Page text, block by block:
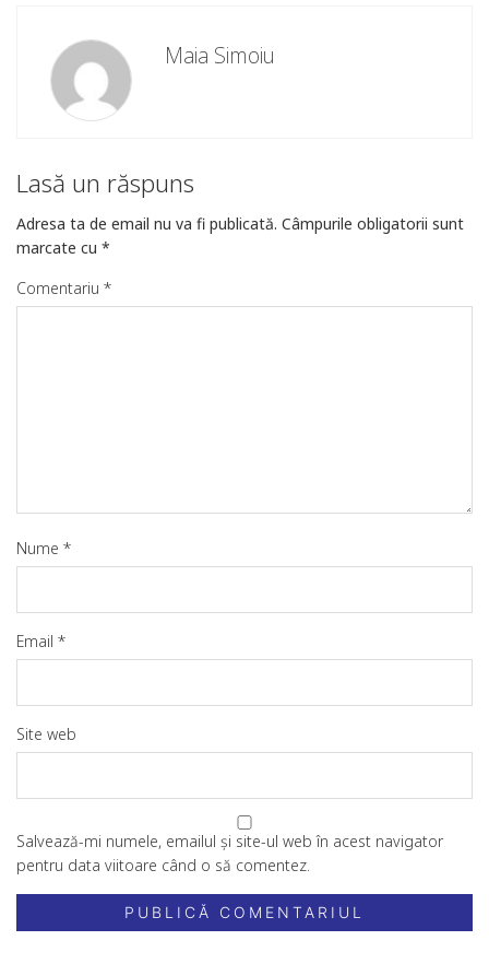
Maia Simoiu
Lasă un răspuns
Adresa ta de email nu va fi publicată. Câmpurile obligatorii sunt
marcate cu *
Comentariu *
Nume *
Email *
Site web
Salvează-mi numele, emailul și site-ul web în acest navigator
pentru data viitoare când o să comentez.